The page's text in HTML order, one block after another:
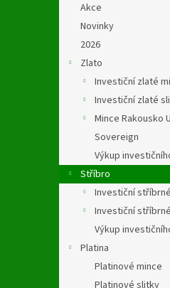
Akce
Novinky
2026
Zlato
Investiční zlaté
Investiční zlaté
Mince Rakousko
Sovereign
Výkup
Stříbro
Investiční
Investiční
Výkup
Platina
Platinové mince
Platinové slitky